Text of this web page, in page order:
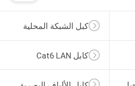
كبل الشبكة المحلية
كابل Cat6 LAN